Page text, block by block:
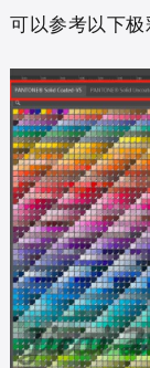
可以参考以下